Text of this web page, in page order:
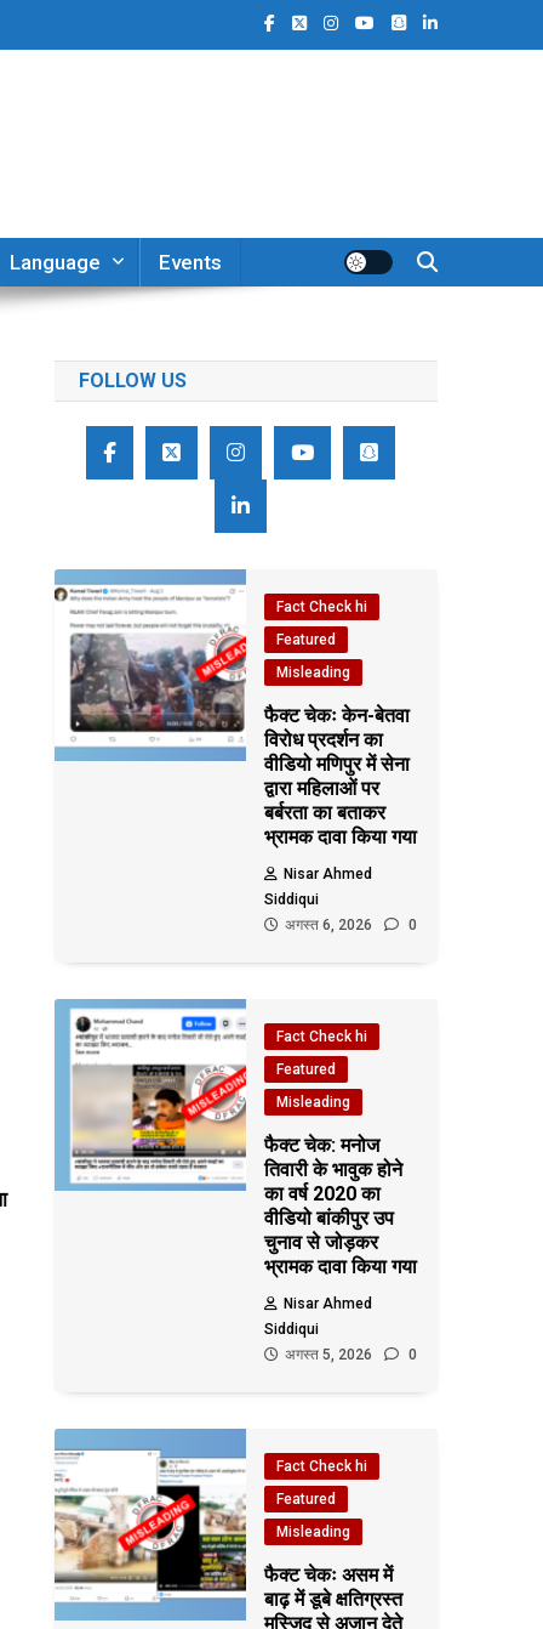
Language Events
FOLLOW US
Fact Check hi
Featured
Misleading
फैक्ट चेकः केन-बेतवा
विरोध प्रदर्शन का
वीडियो मणिपुर में सेना
द्वारा महिलाओं पर
बर्बरता का बताकर
भ्रामक दावा किया गया
Nisar Ahmed
Siddiqui
अगस्त 6, 2026
0
Fact Check hi
Featured
Misleading
फैक्ट चेक: मनोज
तिवारी के भावुक होने
का वर्ष 2020 का
वीडियो बांकीपुर उप
चुनाव से जोड़कर
भ्रामक दावा किया गया
Nisar Ahmed
Siddiqui
अगस्त 5, 2026
0
Fact Check hi
Featured
Misleading
फैक्ट चेकः असम में
बाढ़ में डूबे क्षतिग्रस्त
मस्जिद से अजान देते